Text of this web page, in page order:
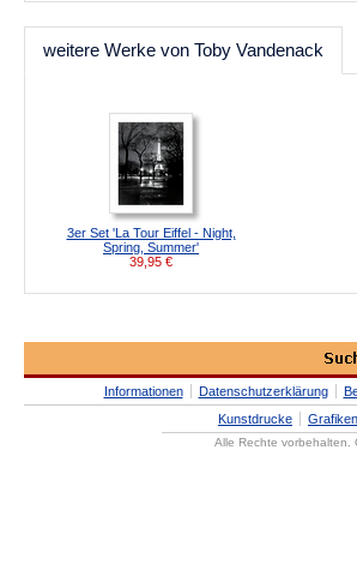
weitere Werke von Toby Vandenack
3er Set 'La Tour Eiffel - Night,
Spring, Summer'
39,95 €
Informationen Datenschutzerklärung
Kunstdrucke
Grafiken
Alle Rechte vorbehalten.